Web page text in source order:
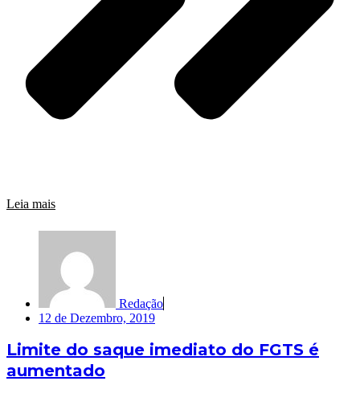
Leia mais
Redação
12 de Dezembro, 2019
Limite do saque imediato do FGTS é
aumentado